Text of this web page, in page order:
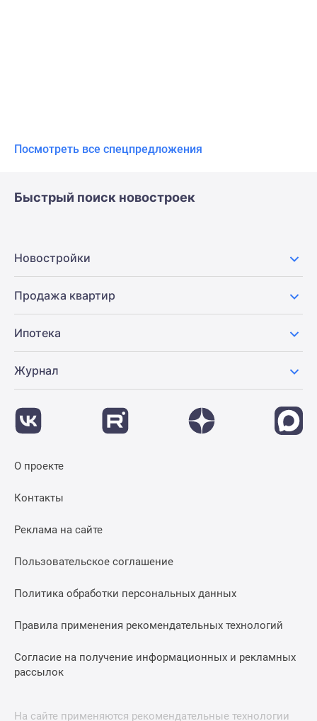
Посмотреть все спецпредложения
Быстрый поиск новостроек
Новостройки
Продажа квартир
Ипотека
Журнал
О проекте
Контакты
Реклама на сайте
Пользовательское соглашение
Политика обработки персональных данных
Правила применения рекомендательных технологий
Согласие на получение информационных и рекламных
рассылок
На сайте применяются рекомендательные технологии